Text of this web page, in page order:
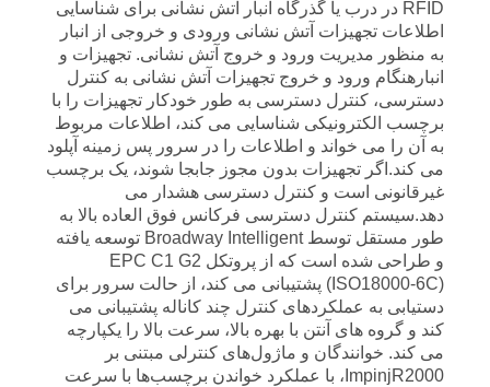
RFID در درب یا گذرگاه انبار آتش نشانی برای شناسایی
اطلاعات تجهیزات آتش نشانی ورودی و خروجی از انبار
به منظور مدیریت ورود و خروج آتش نشانی. تجهیزات و
انبارهنگام ورود و خروج تجهیزات آتش نشانی به کنترل
دسترسی، کنترل دسترسی به طور خودکار تجهیزات را با
برچسب الکترونیکی شناسایی می کند، اطلاعات مربوط
به آن را می خواند و اطلاعات را در سرور پس زمینه آپلود
می کند.اگر تجهیزات بدون مجوز جابجا شوند، یک برچسب
غیرقانونی است و کنترل دسترسی هشدار می
دهد.سیستم کنترل دسترسی فرکانس فوق العاده بالا به
طور مستقل توسط Broadway Intelligent توسعه یافته
و طراحی شده است که از پروتکل EPC C1 G2
(ISO18000-6C) پشتیبانی می کند، از حالت سرور برای
دستیابی به عملکردهای کنترل چند کاناله پشتیبانی می
کند و گروه های آنتن با بهره بالا، سرعت بالا را یکپارچه
می کند. خوانندگان و ماژول‌های کنترلی مبتنی بر
ImpinjR2000، با عملکرد خواندن برچسب‌ها با سرعت